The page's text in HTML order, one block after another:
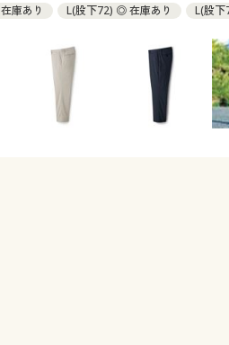
庫あり L(股下72) ◎ 在庫あり
L(股
庫あり